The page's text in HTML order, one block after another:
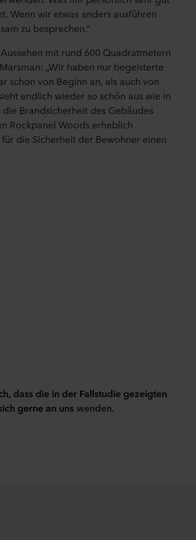
der USA, ansässig. Mit der Einwilligung
etwaige Übermittlung Ihrer
in dem Drittland möglicherweise nicht
der gesammelten Informationen, wer die
Partner und wie lange die einzelnen
welche Daten wir verarbeiten dürften.
das Cookie-Symbol am unteren Rand der
ist.
Wenn wir etwas anders ausführen
zu besprechen.“
mit rund 600 Quadratmetern
„Wir haben nur begeisterte
schon von Beginn an, als auch von
endlich wieder so schön aus wie in
Brandsicherheit des Gebäudes
Rockpanel Woods erheblich
die Sicherheit der Bewohner einen
dass die in der Fallstudie gezeigten
gerne an unswenden.